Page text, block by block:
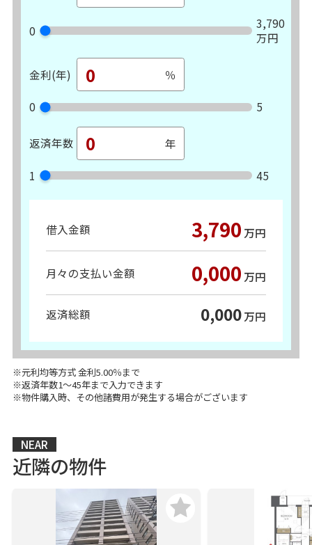
0
3,790
万円
金利(年)
0 5
返済年数
1 45
借入金額 3,790 万円
月々の支払い金額 0,000 万円
返済総額 0,000万円
※元利均等方式 金利5.00％まで
※返済年数1～45年まで入力できます
※物件購入時、その他諸費用が発生する場合がございます
NEAR
近隣の物件